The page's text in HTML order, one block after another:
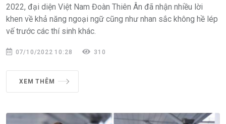
2022, đại diện Việt Nam Đoàn Thiên Ân đã nhận nhiều lời
khen về khả năng ngoại ngữ cũng như nhan sắc không hề lép
vế trước các thí sinh khác.
07/10/2022 10:28 310
XEM THÊM